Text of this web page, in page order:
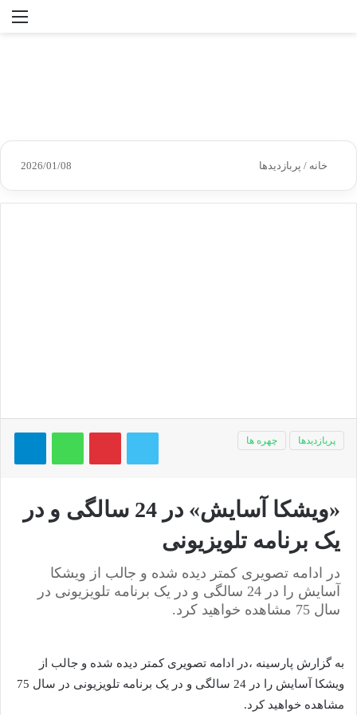
جستجو
خانه / پربازدیدها 2026/01/08
توییتر پینتریستواتس آپ
پربازدیدها چهره ها
«ویشکا آسایش» در 24 سالگی و در
یک برنامه تلویزیونی
در ادامه تصویری کمتر دیده شده و جالب از ویشکا
آسایش را در 24 سالگی و در یک برنامه تلویزیونی در
سال 75 مشاهده خواهید کرد.
به گزارش پارسینه ،در ادامه تصویری کمتر دیده شده و جالب از
ویشکا آسایش را در 24 سالگی و در یک برنامه تلویزیونی در سال 75
مشاهده خواهید کرد.